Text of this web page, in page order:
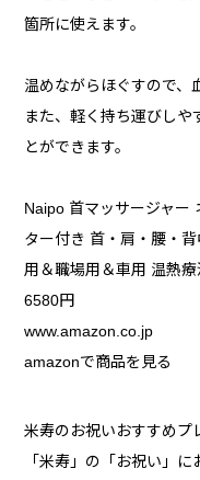
箇所に使えます。
温めながらほぐすので、
また、軽く持ち運びしや
とができます。
Naipo 首マッサージャー
ター付き 首・肩・腰・
用＆職場用＆車用 温熱療
6580円
www.amazon.co.jp
amazonで商品を見る
米寿のお祝いおすすめプ
「米寿」の「お祝い」